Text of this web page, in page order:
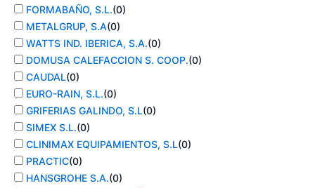
FORMABAÑO, S.L.(0)
METALGRUP, S.A(0)
WATTS IND. IBERICA, S.A.(0)
DOMUSA CALEFACCION S. COOP.(0)
CAUDAL(0)
EURO-RAIN, S.L.(0)
GRIFERIAS GALINDO, S.L(0)
SIMEX S.L.(0)
CLINIMAX EQUIPAMIENTOS, S.L(0)
PRACTIC(0)
HANSGROHE S.A.(0)